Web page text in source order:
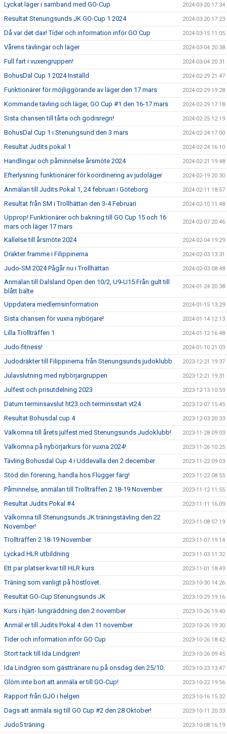
Lyckat läger i samband med GO-Cup 2024-03-20 17:34
Resultat Stenungsunds JK GO-Cup 1 2024 2024-03-20 17:23
Då var det dax! Tider och information inför GO Cup 2024-03-15 11:05
Vårens tävlingar och läger 2024-03-04 20:38
Full fart i vuxengruppen! 2024-03-04 20:31
BohusDal Cup 1 2024 Inställd 2024-02-29 21:47
Funktionärer för möjliggörande av läger den 17 mars 2024-02-29 19:28
Kommande tävling och läger, GO Cup #1 den 16-17 mars 2024-02-29 17:18
Sista chansen till tårta och godisregn! 2024-02-25 12:19
BohusDal Cup 1 i Stenungsund den 3 mars 2024-02-24 17:00
Resultat Judits pokal 1 2024-02-24 16:10
Handlingar och påminnelse årsmöte 2024 2024-02-21 19:48
Efterlysning funktionärer för koordinering av judoläger 2024-02-19 20:30
Anmälan till Judits Pokal 1, 24 februari i Göteborg 2024-02-11 18:57
Resultat från SM i Trollhättan den 3-4 Februari 2024-02-10 11:48
Upprop! Funktionärer och bakning till GO Cup 15 och 16
mars och läger 17 mars
2024-02-07 20:46
Kallelse till årsmöte 2024 2024-02-04 19:29
Dräkter framme i Filippinerna 2024-02-03 13:31
Judo-SM 2024 Pågår nu i Trollhättan 2024-02-03 08:48
Anmälan till Dalsland Open den 10/2, U9-U15 Från gult till
blått bälte
2024-01-24 20:38
Uppdatera medlemsinformation 2024-01-15 13:29
Sista chansen för vuxna nybörjare! 2024-01-14 12:13
Lilla Trollträffen 1 2024-01-12 16:48
Judo-fitness! 2024-01-10 21:03
Judodräkter till Filippinerna från Stenungsunds judoklubb 2023-12-21 19:37
Julavslutning med nybörjargruppen 2023-12-21 19:31
Julfest och prisutdelning 2023 2023-12-13 10:59
Datum terminsavslut ht23 och terminsstart vt24 2023-12-07 15:45
Resultat Bohusdal cup 4 2023-12-03 20:33
Välkomna till årets julfest med Stenungsunds Judoklubb! 2023-11-28 09:03
Välkomna på nybörjarkurs för vuxna 2024! 2023-11-26 10:25
Tävling Bohusdal Cup 4 i Uddevalla den 2 december 2023-11-22 09:03
Stöd din förening, handla hos Flügger färg! 2023-11-22 08:55
Påminnelse, anmälan till Trollträffen 2 18-19 November 2023-11-12 11:55
Resultat Judits Pokal #4 2023-11-11 16:09
Välkomna till Stenungsunds JK träningstävling den 22
November!
2023-11-08 07:19
Trollträffen 2 18-19 November 2023-11-07 19:14
Lyckad HLR utbildning 2023-11-03 11:32
Ett par platser kvar till HLR kurs 2023-11-01 18:49
Träning som vanligt på höstlovet. 2023-10-30 14:26
Resultat GO-Cup Stenungsunds JK 2023-10-29 19:16
Kurs i hjärt- lungräddning den 2 november 2023-10-26 19:40
Anmäl er till Judits Pokal 4 den 11 november 2023-10-26 19:30
Tider och information inför GO Cup 2023-10-26 18:42
Stort tack till Ida Lindgren! 2023-10-26 09:45
Ida Lindgren som gästtränare nu på onsdag den 25/10. 2023-10-23 13:47
Glöm inte bort att anmäla er till GO-Cup! 2023-10-22 19:56
Rapport från GJO i helgen 2023-10-16 15:32
Dags att anmäla sig till GO Cup #2 den 28 Oktober! 2023-10-11 20:33
Judo5 träning 2023-10-08 16:19